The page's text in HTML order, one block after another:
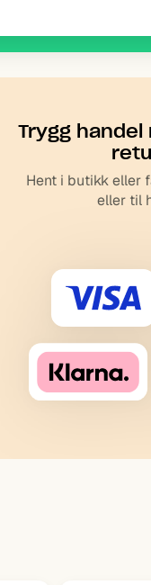
Trygg handel
Hent i butikk eller
eller til